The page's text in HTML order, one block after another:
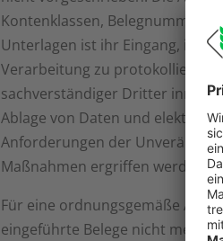
Kontenklassen, Belegnummern
Unterlagen ist ihr Eingang, ihre
Verarbeitung zu protokollieren.
sachverständiger Dritter
Ablage von Daten und
Anforderungen der
Maßnahmen ergriffen werden,
Für eine ordnungsgemäße
eingeführte Belege nicht mehr